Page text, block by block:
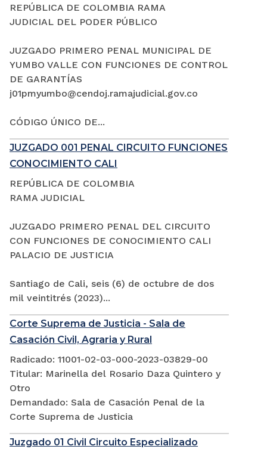
REPÚBLICA DE COLOMBIA RAMA
JUDICIAL DEL PODER PÚBLICO
JUZGADO PRIMERO PENAL MUNICIPAL DE
YUMBO VALLE CON FUNCIONES DE CONTROL
DE GARANTÍAS
j01pmyumbo@cendoj.ramajudicial.gov.co
CÓDIGO ÚNICO DE...
JUZGADO 001 PENAL CIRCUITO FUNCIONES
CONOCIMIENTO CALI
REPÚBLICA DE COLOMBIA
RAMA JUDICIAL
JUZGADO PRIMERO PENAL DEL CIRCUITO
CON FUNCIONES DE CONOCIMIENTO CALI
PALACIO DE JUSTICIA
Santiago de Cali, seis (6) de octubre de dos
mil veintitrés (2023)...
Corte Suprema de Justicia - Sala de
Casación Civil, Agraria y Rural
Radicado: 11001-02-03-000-2023-03829-00
Titular: Marinella del Rosario Daza Quintero y
Otro
Demandado: Sala de Casación Penal de la
Corte Suprema de Justicia
Juzgado 01 Civil Circuito Especializado